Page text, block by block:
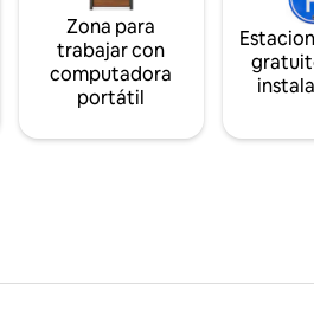
Zona para
trabajar con
computadora
portátil